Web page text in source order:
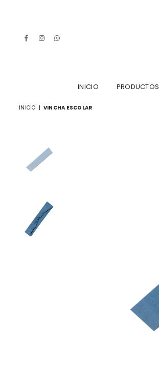
FacebookInstagram
INICIO PRODUCTOS
INICIO | VINCHA ESCOLAR